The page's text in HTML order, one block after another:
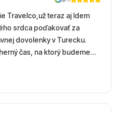
Travelco,už teraz aj Idem
srdca poďakovať za
dovolenky v Turecku.
čas, na ktorý budeme
​Všetko prebehlo
výberu zájazdu, cez